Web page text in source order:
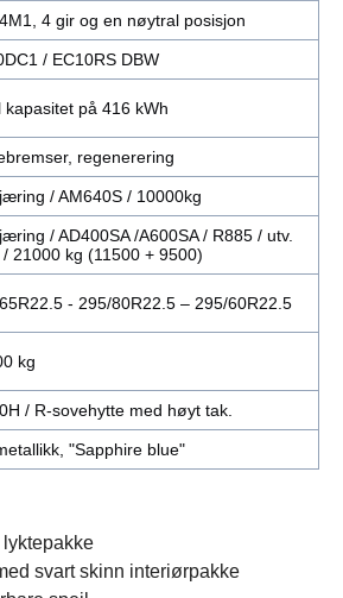
4 gir og en nøytral posisjon
/ EC10RS DBW
kapasitet på 416 kWh
regenerering
/ AM640S / 10000kg
/ AD400SA /A600SA / R885 / utv.
/ 21000 kg (11500 + 9500)
- 295/80R22.5 – 295/60R22.5
kg
/ R-sovehytte med høyt tak.
"Sapphire blue"
lyktepakke
svart skinn interiørpakke